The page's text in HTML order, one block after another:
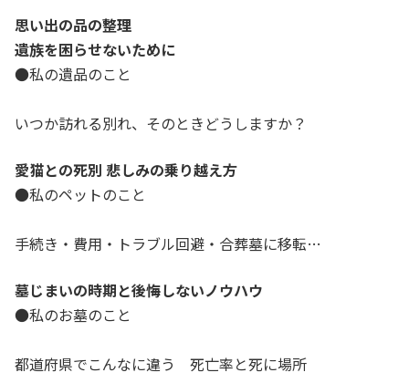
思い出の品の整理
遺族を困らせないために
●私の遺品のこと
いつか訪れる別れ、そのときどうしますか？
愛猫との死別 悲しみの乗り越え方
●私のペットのこと
手続き・費用・トラブル回避・合葬墓に移転…
墓じまいの時期と後悔しないノウハウ
●私のお墓のこと
都道府県でこんなに違う 死亡率と死に場所